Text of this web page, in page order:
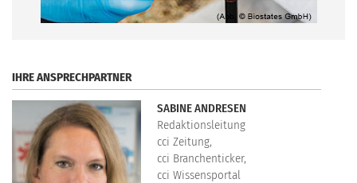
IHRE ANSPRECHPARTNER
SABINE ANDRESEN
Redaktionsleitung
cci Zeitung,
cci Branchenticker,
cci Wissensportal